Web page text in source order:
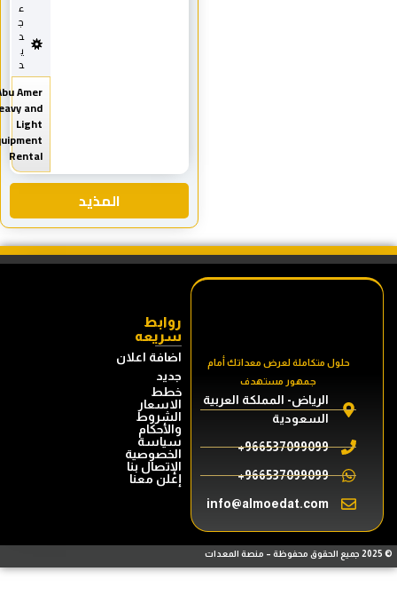
المذيد
Abu Amer
Heavy and
Light
Equipment
Rental
حلول متكاملة لعرض معداتك أمام
جمهور مستهدف
الرياض- المملكة العربية
السعودية
966537099099+
966537099099+
info@almoedat.com
روابط
سريعه
اضافة اعلان
جديد
خطط
الاسعار
الشروط
والأحكام
سياسة
الخصوصية
الإتصال بنا
إعلن معنا